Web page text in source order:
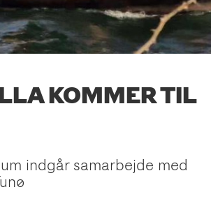
KOMMER TIL
indgår samarbejde med